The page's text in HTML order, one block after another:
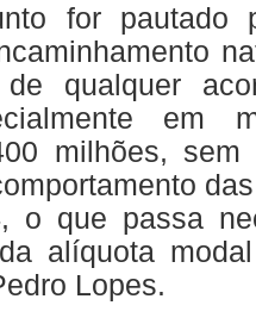
for pautado
de qualquer
em
milhões, sem
o que passa
alíquota
Lopes.